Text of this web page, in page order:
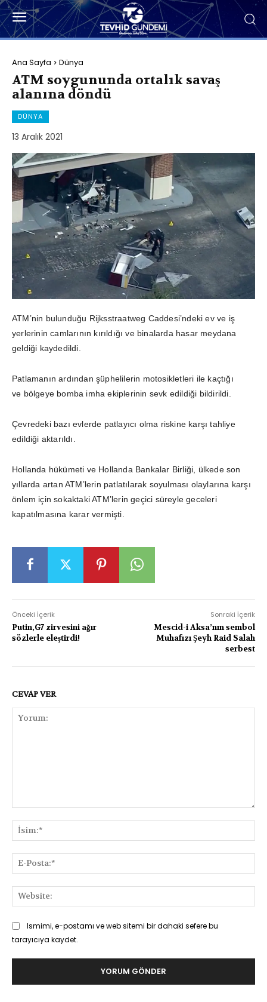
Ana Sayfa Dünya
ATM soygununda ortalık savaş
alanına döndü
DÜNYA
13 Aralık 2021
ATM’nin bulunduğu Rijksstraatweg Caddesi’ndeki ev ve iş
yerlerinin camlarının kırıldığı ve binalarda hasar meydana
geldiği kaydedildi.
Patlamanın ardından şüphelilerin motosikletleri ile kaçtığı
ve bölgeye bomba imha ekiplerinin sevk edildiği bildirildi.
Çevredeki bazı evlerde patlayıcı olma riskine karşı tahliye
edildiği aktarıldı.
Hollanda hükümeti ve Hollanda Bankalar Birliği, ülkede son
yıllarda artan ATM’lerin patlatılarak soyulması olaylarına karşı
önlem için sokaktaki ATM’lerin geçici süreyle geceleri
kapatılmasına karar vermişti.
Önceki İçerik
Putin,G7 zirvesini ağır
sözlerle eleştirdi!
Sonraki İçerik
Mescid-i Aksa’nın sembol
Muhafızı Şeyh Raid Salah
serbest
CEVAP VER
Ismimi, e-postamı ve web sitemi bir dahaki sefere bu
tarayıcıya kaydet.